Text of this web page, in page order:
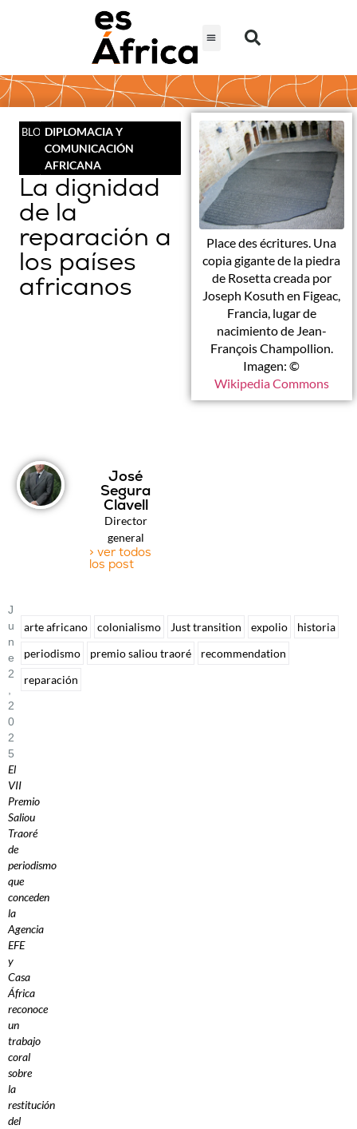
BLOGDIPLOMACIA Y
COMUNICACIÓN
AFRICANA
La dignidad
de la
reparación a
los países
africanos
Place des écritures. Una
copia gigante de la piedra
de Rosetta creada por
Joseph Kosuth en Figeac,
Francia, lugar de
nacimiento de Jean-
François Champollion.
Imagen: ©
Wikipedia Commons
José
Segura
Clavell
Director
general
> ver todos
los post
J
U
N
E
2
,
2
0
2
5
El
VII
Premio
Saliou
Traoré
de
periodismo
que
conceden
la
Agencia
EFE
y
Casa
África
reconoce
un
trabajo
coral
sobre
la
restitución
del
arte africano colonialismo Just transition expolio
historia
periodismo
premio saliou traoré
recommendation
reparación